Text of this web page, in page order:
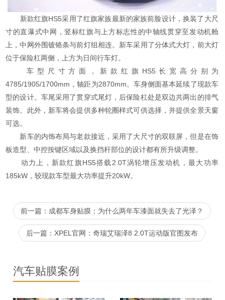
新款红旗HS5采用了红旗家族最新的家族前脸设计，换装了大尺
寸的直瀑式中网，竖标红旗与上方标志性的中轴线贯穿至发动机舱
上，中网外围镀铬条与前灯组相连。新车采用了分体式大灯，前大灯
位于保险杠两侧，上方为日间行车灯。
车型尺寸方面，新款红旗HS5长宽高分别为
4785/1905/1700mm，轴距为2870mm。车身侧面基本延续了现款车
型的设计。车尾采用了贯穿式尾灯，后保险杠处是双边共两出的排气
装饰。此外，新车将会提供多种轮圈样式可供选择，并提供全景天窗
可选。
新车的内饰布局与老款接近，采用了大尺寸的双联屏，但是在饰
板造型、中控按键区域以及换挡杆部位的设计都有所升级调整。
动力上，新款红旗HS5搭载2.0T涡轮增压发动机，最大功率
185kW，较现款车型最大功率提升20kW。
前一篇：成都车身贴膜：为什么两年车漆面就失去了光泽？
后一篇：XPEL官网：奇瑞艾瑞泽8 2.0T运动版官图发布
汽车贴膜案例